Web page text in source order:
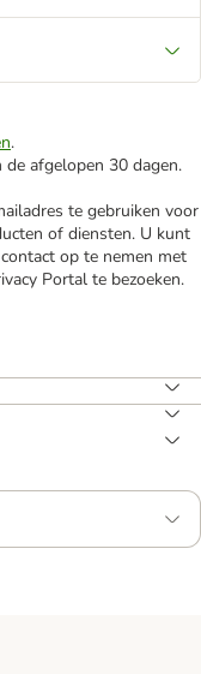
.
afgelopen 30 dagen.
te gebruiken voor
of diensten. U kunt
op te nemen met
Portal te bezoeken.